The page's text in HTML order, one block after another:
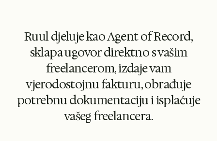
Ruul djeluje kao Agent of Record,
sklapa ugovor direktno s vašim
freelancerom, izdaje vam
vjerodostojnu fakturu, obrađuje
potrebnu dokumentaciju i isplaćuje
vašeg freelancera.